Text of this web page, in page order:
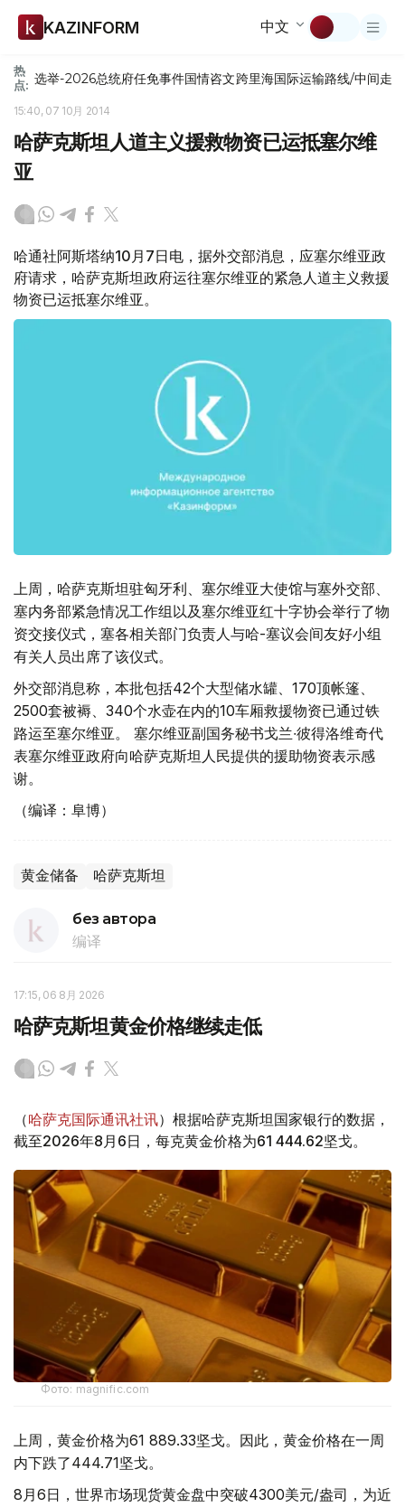
KAZINFORM 中文
热
点: 选举-2026总统府任免事件国情咨文跨里海国际运输路线/中间走廊
15:40, 07 10月 2014
哈萨克斯坦人道主义援救物资已运抵塞尔维
亚
哈通社阿斯塔纳10月7日电，据外交部消息，应塞尔维亚政
府请求，哈萨克斯坦政府运往塞尔维亚的紧急人道主义救援
物资已运抵塞尔维亚。
上周，哈萨克斯坦驻匈牙利、塞尔维亚大使馆与塞外交部、
塞内务部紧急情况工作组以及塞尔维亚红十字协会举行了物
资交接仪式，塞各相关部门负责人与哈-塞议会间友好小组
有关人员出席了该仪式。
外交部消息称，本批包括42个大型储水罐、170顶帐篷、
2500套被褥、340个水壶在内的10车厢救援物资已通过铁
路运至塞尔维亚。 塞尔维亚副国务秘书戈兰∙彼得洛维奇代
表塞尔维亚政府向哈萨克斯坦人民提供的援助物资表示感
谢。
（编译：阜博）
黄金储备 哈萨克斯坦
без автора
编译
17:15, 06 8月 2026
哈萨克斯坦黄金价格继续走低
（哈萨克国际通讯社讯）根据哈萨克斯坦国家银行的数据，
截至2026年8月6日，每克黄金价格为61 444.62坚戈。
Фото: magnific.com
上周，黄金价格为61 889.33坚戈。因此，黄金价格在一周
内下跌了444.71坚戈。
8月6日，世界市场现货黄金盘中突破4300美元/盎司，为近